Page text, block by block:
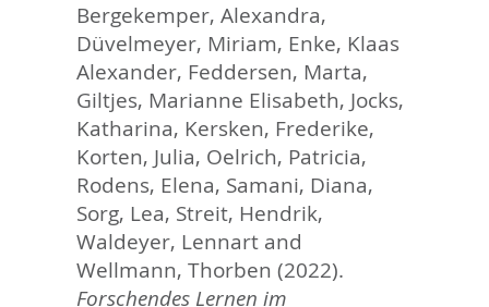
Bergekemper, Alexandra,
Düvelmeyer, Miriam, Enke, Klaas
Alexander, Feddersen, Marta,
Giltjes, Marianne Elisabeth, Jocks,
Katharina, Kersken, Frederike,
Korten, Julia, Oelrich, Patricia,
Rodens, Elena, Samani, Diana,
Sorg, Lea, Streit, Hendrik,
Waldeyer, Lennartand
Wellmann, Thorben (2022).
Forschendes Lernen im